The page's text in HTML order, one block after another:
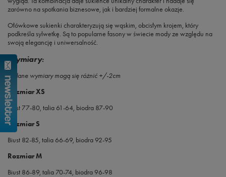
zarówno na spotkania biznesowe, jak i bardziej formalne okazje.
Ołówkowe sukienki charakteryzują się wąskim, obcisłym krojem, który
podkreśla sylwetkę. Są to popularne fasony w świecie mody ze względu na
swoją elegancję i uniwersalność.
Wymiary:
Podane wymiary mogą się różnić +/-2cm
Rozmiar XS
Biust 77-80, talia 61-64, biodra 87-90
Rozmiar S
Biust 82-85, talia 66-69, biodra 92-95
Rozmiar M
Biust 86-89, talia 70-74, biodra 96-98